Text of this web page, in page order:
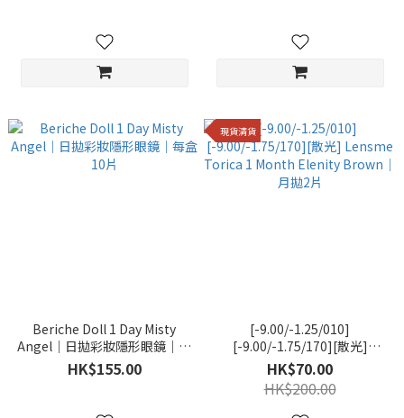
Beriche Doll 1 Day Misty
Angel｜日拋彩妝隱形眼鏡｜每
盒10片
HK$155.00
現貨清貨
[-9.00/-1.25/010]
[-9.00/-1.75/170][散光]
Lensme Torica 1 Month
Elenity Brown｜月拋2片
HK$70.00
HK$200.00